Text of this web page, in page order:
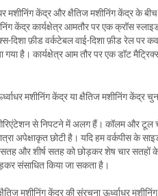
मशीनिंग केंद्र और क्षैतिज मशीनिंग केंद्र के बीच
केंद्र कार्यक्षेत्र आमतौर पर एक क्रॉस
दिशा फ़ीड वर्कटेबल वाई-दिशा फ़ीड रेल पर
गया है। कार्यक्षेत्र आम तौर पर एक डॉट
मशीनिंग केंद्र या क्षैतिज मशीनिंग केंद्र
से निपटने में अलग हैं। कॉलम और टूल
अपेक्षाकृत छोटी है। यदि हम वर्कपीस के
और शीर्ष सतह को छोड़कर शेष चार सतहों
संसाधित किया जा सकता है।
क्षैतिज मशीनिंग केंद्र की संरचना ऊर्ध्वाधर